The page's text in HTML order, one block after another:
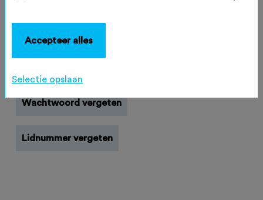
Inloggen
Wachtwoord vergeten
Lidnummer vergeten
Accepteer alles
Selectie opslaan